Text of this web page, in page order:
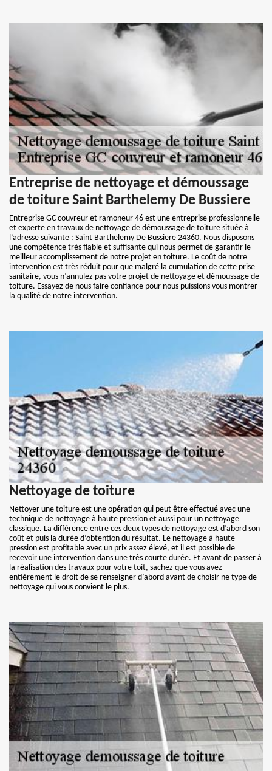
Entreprise de nettoyage et démoussage
de toiture Saint Barthelemy De Bussiere
Entreprise GC couvreur et ramoneur 46 est une entreprise professionnelle
et experte en travaux de nettoyage de démoussage de toiture située à
l’adresse suivante : Saint Barthelemy De Bussiere 24360. Nous disposons
une compétence très fiable et suffisante qui nous permet de garantir le
meilleur accomplissement de notre projet en toiture. Le coût de notre
intervention est très réduit pour que malgré la cumulation de cette prise
sanitaire, vous n’annulez pas votre projet de nettoyage et démoussage de
toiture. Essayez de nous faire confiance pour nous puissions vous montrer
la qualité de notre intervention.
Nettoyage de toiture
Nettoyer une toiture est une opération qui peut être effectué avec une
technique de nettoyage à haute pression et aussi pour un nettoyage
classique. La différence entre ces deux types de nettoyage est d’abord son
coût et puis la durée d’obtention du résultat. Le nettoyage à haute
pression est profitable avec un prix assez élevé, et il est possible de
recevoir une intervention dans une très courte durée. Et avant de passer à
la réalisation des travaux pour votre toit, sachez que vous avez
entièrement le droit de se renseigner d’abord avant de choisir ne type de
nettoyage qui vous convient le plus.